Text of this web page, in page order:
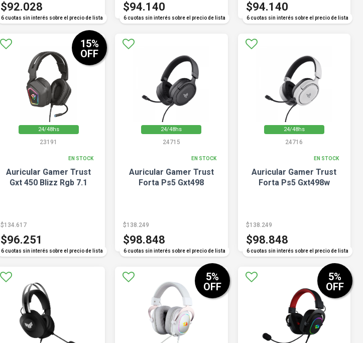
6 cuotas sin interés sobre el precio de lista
$92.028
6 cuotas sin interés sobre el precio de lista
$94.140
6 cuotas sin interés sobre el precio de lista
$94.140
24/48hs
23191
EN STOCK
Auricular Gamer Trust
Gxt 450 Blizz Rgb 7.1
6 cuotas sin interés sobre el precio de lista
15%
OFF
$134.617
$96.251
24/48hs
24715
EN STOCK
Auricular Gamer Trust
Forta Ps5 Gxt498
6 cuotas sin interés sobre el precio de lista
$138.249
$98.848
24/48hs
24716
EN STOCK
Auricular Gamer Trust
Forta Ps5 Gxt498w
6 cuotas sin interés sobre el precio de lista
$138.249
$98.848
5%
OFF
5%
OFF